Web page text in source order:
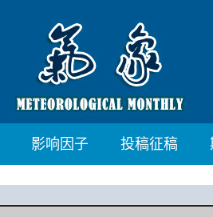
影响因子 投稿征稿